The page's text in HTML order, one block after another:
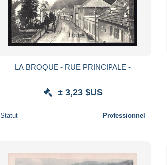
LA BROQUE - RUE PRINCIPALE -
± 3,23 $US
Statut Professionnel